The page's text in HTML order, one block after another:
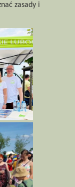
zasady i